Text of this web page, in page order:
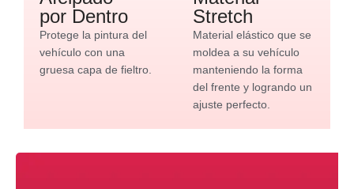
por Dentro
Protege la pintura del
vehículo con una
gruesa capa de fieltro.
Stretch
Material elástico que se
moldea a su vehículo
manteniendo la forma
del frente y logrando un
ajuste perfecto.